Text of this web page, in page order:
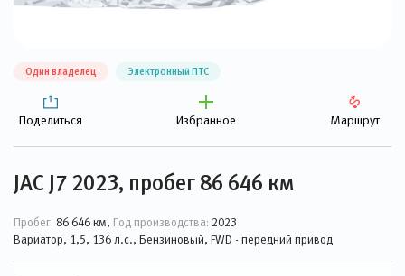
Один владелец Электронный ПТС
Поделиться Избранное Маршрут
JAC J7 2023, пробег 86 646 км
Пробег: 86 646 км, Год производства: 2023
Вариатор, 1,5, 136 л.с., Бензиновый, FWD - передний привод